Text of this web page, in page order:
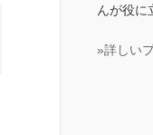
んが役に
»詳しい